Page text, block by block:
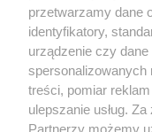
Kultura
X
przetwarzamy dane
identyfikatory,
urządzenie czy
treści, pomiar
ulepszanie usług.
Partnerzy możemy